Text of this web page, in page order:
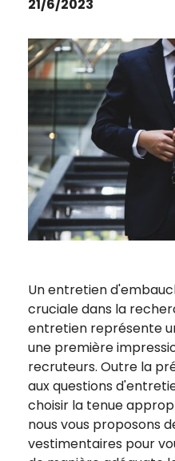
21/6/2023
Un entretien
cruciale dans la
entretien représente
une première
recruteurs. Outre la
aux questions
choisir la tenue
nous vous proposons
vestimentaires pour